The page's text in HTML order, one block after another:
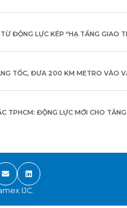
ĐỘNG LỰC KÉP “HẠ TẦNG GIAO
TỐC, ĐƯA 200 KM METRO VÀO
TPHCM: ĐỘNG LỰC MỚI CHO
IJC.